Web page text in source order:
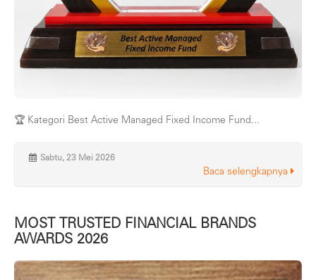
🏆 Kategori Best Active Managed Fixed Income Fund...
Sabtu, 23 Mei 2026
Baca selengkapnya
MOST TRUSTED FINANCIAL BRANDS
AWARDS 2026